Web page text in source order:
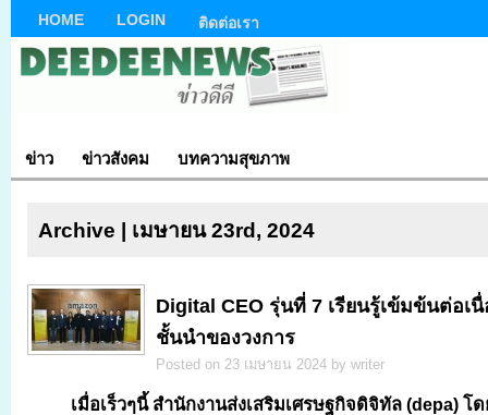
HOME LOGIN ติดต่อเรา
ข่าว ข่าวสังคม บทความสุขภาพ
Archive | เมษายน 23rd, 2024
Digital CEO รุ่นที่ 7 เรียนรู้เข้มข้นต่อเ
ชั้นนำของวงการ
Posted on 23 เมษายน 2024 by writer
เมื่อเร็วๆนี้ สำนักงานส่งเสริมเศรษฐกิจดิจิทัล (depa) โ